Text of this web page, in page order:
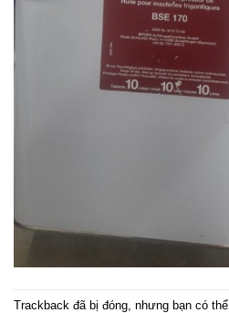
Trackback đã bị đóng, nhưng bạn có thể